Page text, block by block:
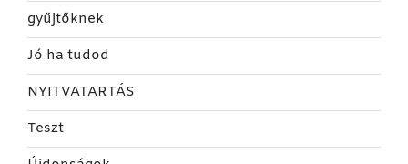
gyűjtőknek
Jó ha tudod
NYITVATARTÁS
Teszt